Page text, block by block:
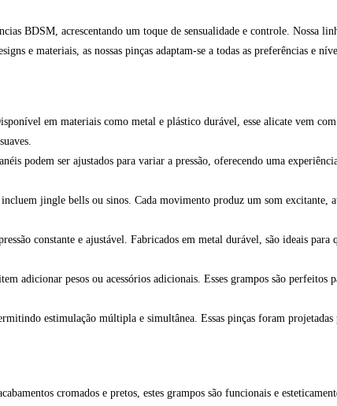
BDSM, acrescentando um toque de sensualidade e controle. Nossa
e materiais, as nossas pinças adaptam-se a todas as preferências e
em materiais como metal e plástico durável, esse alicate vem
podem ser ajustados para variar a pressão, oferecendo uma
jingle bells ou sinos. Cada movimento produz um som excitante,
constante e ajustável. Fabricados em metal durável, são ideais para
adicionar pesos ou acessórios adicionais. Esses grampos são perfeitos
estimulação múltipla e simultânea. Essas pinças foram projetadas
cromados e pretos, estes grampos são funcionais e